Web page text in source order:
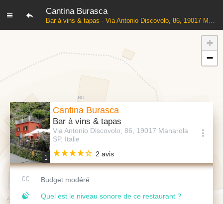
Cantina Burasca
Bar à vins & tapas - Via Antonio Discovolo, 86, 19017 Manarola SP, Italie
1
Cantina Burasca
Bar à vins & tapas
Via Antonio Discovolo, 86, 19017 Manarola
SP, Italie
2 avis
Budget modéré
Quel est le niveau sonore de ce restaurant ?
+
−